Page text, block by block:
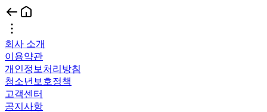
회사 소개
이용약관
개인정보처리방침
청소년보호정책
고객센터
공지사항